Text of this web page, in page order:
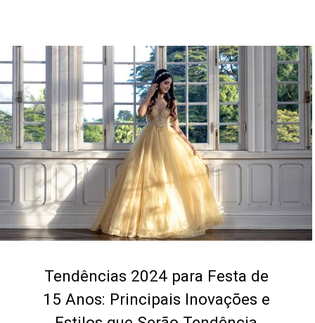
Tendências 2024 para Festa de
15 Anos: Principais Inovações e